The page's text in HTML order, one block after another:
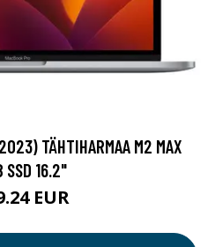
TÄHTIHARMAA M2 MAX
SSD 16.2"
EUR